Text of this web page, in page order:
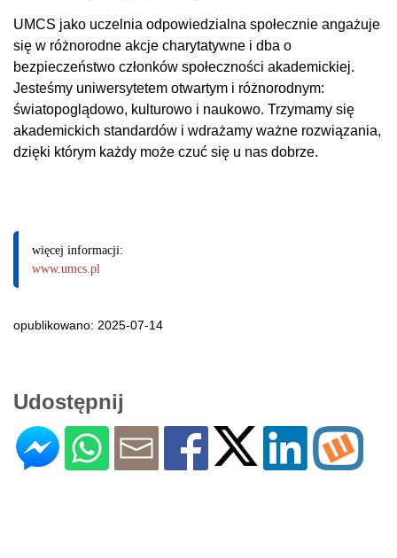
UMCS jako uczelnia odpowiedzialna społecznie angażuje
się w różnorodne akcje charytatywne i dba o
bezpieczeństwo członków społeczności akademickiej.
Jesteśmy uniwersytetem otwartym i różnorodnym:
światopoglądowo, kulturowo i naukowo. Trzymamy się
akademickich standardów i wdrażamy ważne rozwiązania,
dzięki którym każdy może czuć się u nas dobrze.
więcej informacji:
www.umcs.pl
opublikowano: 2025-07-14
Udostępnij